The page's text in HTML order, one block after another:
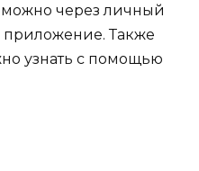
можно через личный
Также
узнать с помощью